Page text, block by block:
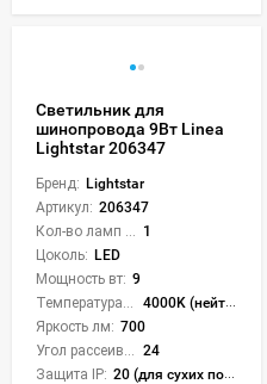
Светильник для
шинопровода 9Вт Linea
Lightstar 206347
Бренд: Lightstar
Артикул: 206347
1
Цоколь: LED
Мощность вт: 9
4000K (нейтральный)
Яркость лм: 700
24
Защита IP: 20 (для сухих пом.)